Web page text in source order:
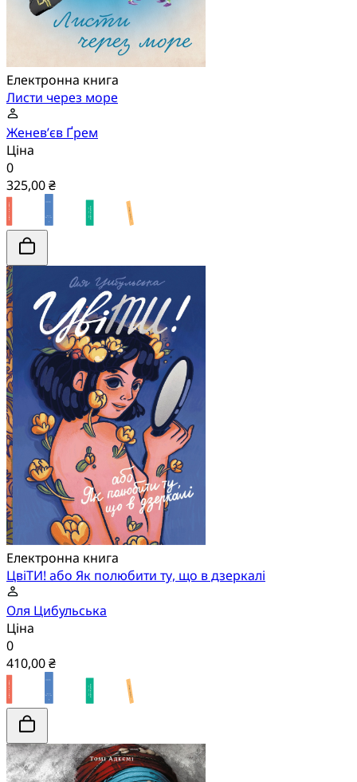
Електронна книга
Листи через море
Женев’єв Ґрем
Ціна
0
325,00 ₴
Електронна книга
ЦвіТИ! або Як полюбити ту, що в дзеркалі
Оля Цибульська
Ціна
0
410,00 ₴